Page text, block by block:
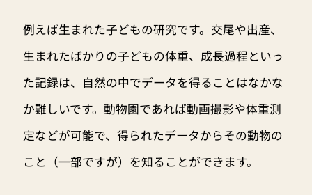
例えば生まれた子どもの研究です。交尾や出産、
生まれたばかりの子どもの体重、成長過程といっ
た記録は、自然の中でデータを得ることはなかな
か難しいです。動物園であれば動画撮影や体重測
定などが可能で、得られたデータからその動物の
こと（一部ですが）を知ることができます。